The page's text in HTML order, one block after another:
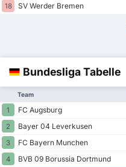
18
SV Werder Bremen
Bundesliga Tabelle
Team
1 FC Augsburg
2
Bayer 04 Leverkusen
3
FC Bayern Munchen
4
BVB 09 Borussia Dortmund